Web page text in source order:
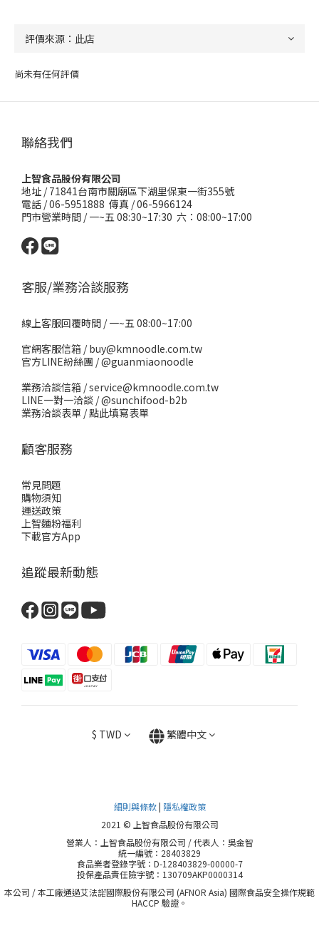
尚未有任何評價
聯絡我們
上智食品股份有限公司
地址 /71841台南市關廟區下湖里保東一街355號
電話 / 06-5951888 傳真 / 06-5966124
門市營業時間 / 一~五 08:30~17:30 六：08:00~17:00
客服/業務洽談服務
線上客服回覆時間 / 一~五 08:00~17:00
官網客服信箱 / buy@kmnoodle.com.tw
官方LINE紛絲團 /@guanmiaonoodle
業務洽談信箱 / service@kmnoodle.com.tw
LINE一對一洽談 /@sunchifood-b2b
業務洽談表單 /點此填寫表單
顧客服務
常見問題
購物須知
運送政策
上智麵粉福利
下載官方App
追蹤最新動態
$ TWD 繁體中文
細則與條款| 隱私權政策
2021 © 上智食品股份有限公司
營業人：上智食品股份有限公司 / 代表人：吳金智
統一編號：28403829
食品業者登錄字號：D-128403829-00000-7
投保產品責任險字號：130709AKP0000314
本公司 / 本工廠通過艾法諾國際股份有限公司 (AFNOR Asia) 國際食品安全操作規範
HACCP 驗證。